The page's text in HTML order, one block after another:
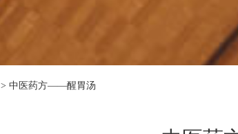
> 中医药方——醒胃汤